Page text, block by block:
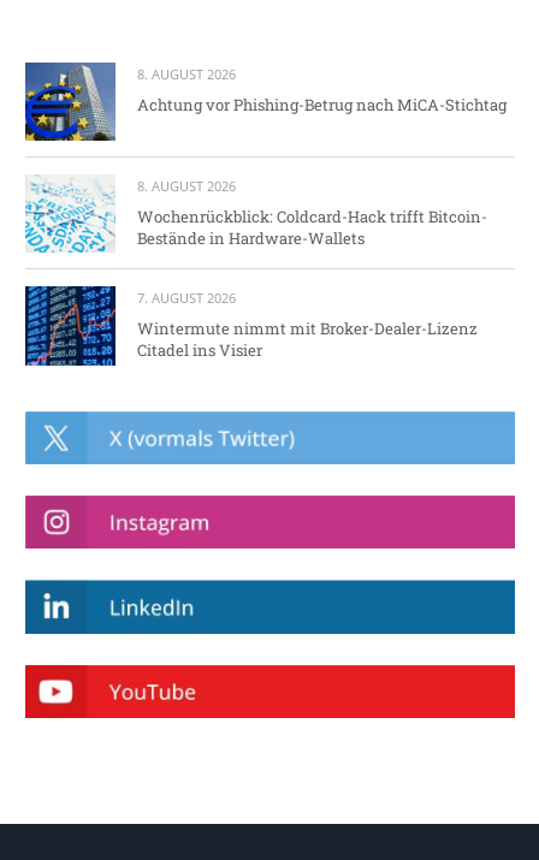
8. AUGUST 2026
Achtung vor Phishing-Betrug nach MiCA-Stichtag
8. AUGUST 2026
Wochenrückblick: Coldcard-Hack trifft Bitcoin-
Bestände in Hardware-Wallets
7. AUGUST 2026
Wintermute nimmt mit Broker-Dealer-Lizenz
Citadel ins Visier